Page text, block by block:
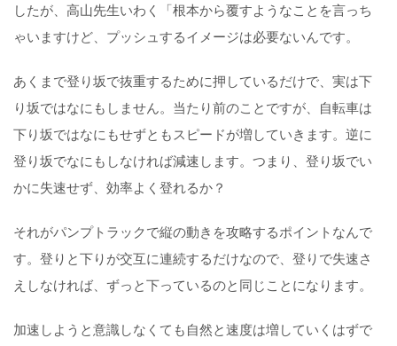
したが、高山先生いわく「根本から覆すようなことを言っち
ゃいますけど、プッシュするイメージは必要ないんです。
あくまで登り坂で抜重するために押しているだけで、実は下
り坂ではなにもしません。当たり前のことですが、自転車は
下り坂ではなにもせずともスピードが増していきます。逆に
登り坂でなにもしなければ減速します。つまり、登り坂でい
かに失速せず、効率よく登れるか？
それがパンプトラックで縦の動きを攻略するポイントなんで
す。登りと下りが交互に連続するだけなので、登りで失速さ
えしなければ、ずっと下っているのと同じことになります。
加速しようと意識しなくても自然と速度は増していくはずで